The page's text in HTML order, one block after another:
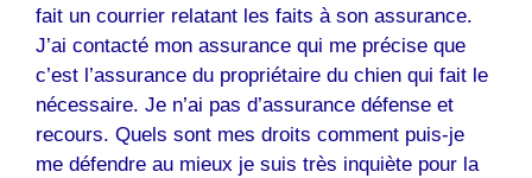
fait un courrier relatant les faits à son assurance.
J’ai contacté mon assurance qui me précise que
c’est l’assurance du propriétaire du chien qui fait le
nécessaire. Je n’ai pas d’assurance défense et
recours. Quels sont mes droits comment puis-je
me défendre au mieux je suis très inquiète pour la